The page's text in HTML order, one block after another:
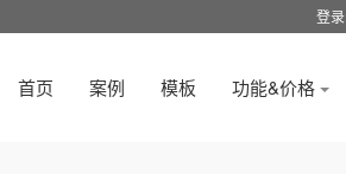
登录
首页 案例 模板 功能&价格